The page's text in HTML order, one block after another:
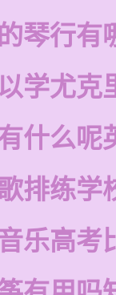
琴行有
学尤克
什么呢
排练学
乐高考